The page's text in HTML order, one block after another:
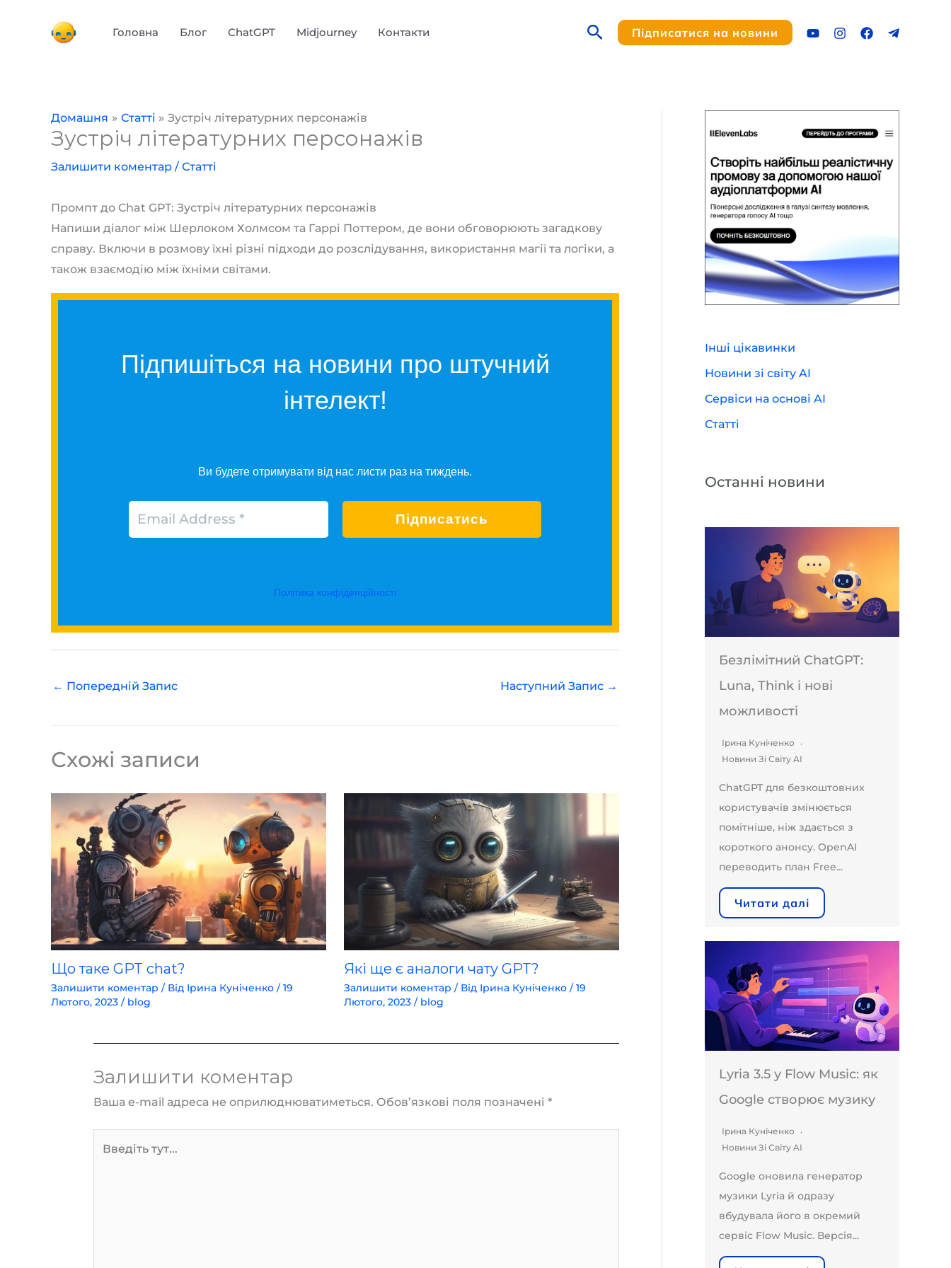
Головна Блог ChatGPT Midjourney Контакти ПошукПідписатися на новини
Домашня Статті Зустріч літературних персонажів
Зустріч літературних персонажів
Залишити коментар / Статті
Промпт до Chat GPT: Зустріч літературних персонажів
Напиши діалог між Шерлоком Холмсом та Гаррі Поттером, де вони обговорюють загадкову
справу. Включи в розмову їхні різні підходи до розслідування, використання магії та логіки, а
також взаємодію між їхніми світами.
Підпишіться на новини про штучний
інтелект!
Ви будете отримувати від нас листи раз на тиждень.
Політика конфіденційності
← Попередній Запис Наступний Запис →
Схожі записи
Що таке GPT chat?
Залишити коментар / Від Ірина Куніченко /19
Лютого, 2023 / blog
Які ще є аналоги чату GPT?
Залишити коментар / Від Ірина Куніченко /19
Лютого, 2023 / blog
Залишити коментар
Ваша e-mail адреса не оприлюднюватиметься. Обов’язкові поля позначені *
Інші цікавинки
Новини зі світу AI
Сервіси на основі AI
Статті
Останні новини
Безлімітний ChatGPT:
Luna, Think і нові
можливості
Ірина Куніченко
Новини Зі Світу AI
ChatGPT для безкоштовних
користувачів змінюється
помітніше, ніж здається з
короткого анонсу. OpenAI
переводить план Free...
Читати далі
Lyria 3.5 у Flow Music: як
Google створює музику
Ірина Куніченко
Новини Зі Світу AI
Google оновила генератор
музики Lyria й одразу
вбудувала його в окремий
сервіс Flow Music. Версія...